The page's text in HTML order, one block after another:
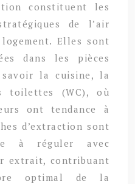
constituent les
de l’air
Elles sont
dans les pièces
la cuisine, la
(WC), où
ont tendance à
d’extraction sont
à réguler avec
extrait, contribuant
optimal de la